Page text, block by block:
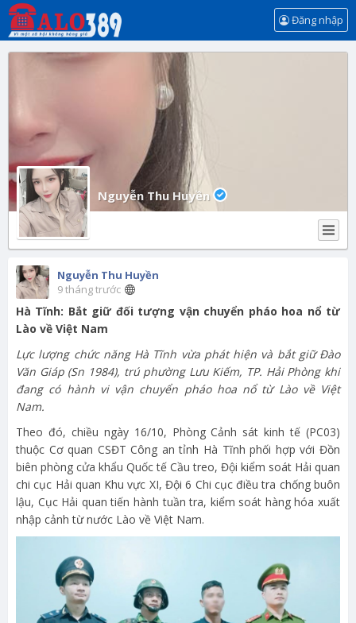
Đăng nhập
Nguyễn Thu Huyền
Nguyễn Thu Huyền
9 tháng trước
Hà Tĩnh: Bắt giữ đối tượng vận chuyển pháo hoa nổ từ
Lào về Việt Nam
Lực lượng chức năng Hà Tĩnh vừa phát hiện và bắt giữ Đào
Văn Giáp (Sn 1984), trú phường Lưu Kiếm, TP. Hải Phòng khi
đang có hành vi vận chuyển pháo hoa nổ từ Lào về Việt
Nam.
Theo đó, chiều ngày 16/10, Phòng Cảnh sát kinh tế (PC03)
thuộc Cơ quan CSĐT Công an tỉnh Hà Tĩnh phối hợp với Đồn
biên phòng cửa khẩu Quốc tế Cầu treo, Đội kiểm soát Hải quan
chi cục Hải quan Khu vực XI, Đội 6 Chi cục điều tra chống buôn
lậu, Cục Hải quan tiến hành tuần tra, kiểm soát hàng hóa xuất
nhập cảnh từ nước Lào về Việt Nam.